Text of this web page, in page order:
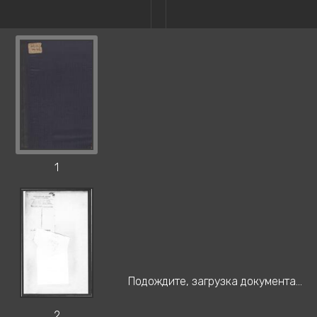
1
Подождите, загрузка документа...